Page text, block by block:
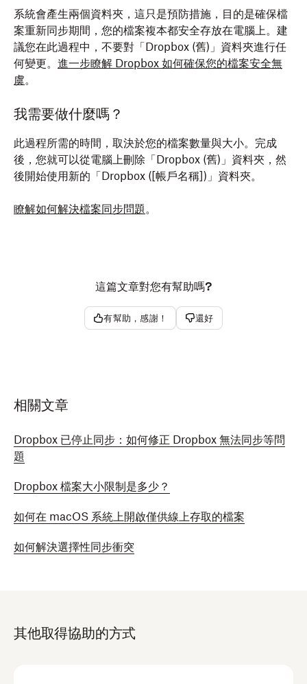
系統會產生兩個資料夾，這只是預防措施，目的是確保檔
案重新同步期間，您的檔案複本都安全存放在電腦上。建
議您在此過程中，不要對「Dropbox (舊)」資料夾進行任
何變更。 進一步瞭解 Dropbox 如何確保您的檔案安全無
虞。
我需要做什麼嗎？
此過程所需的時間，取決於您的檔案數量與大小。完成
後，您就可以從電腦上刪除「Dropbox (舊)」資料夾，然
後開始使用新的「Dropbox ([帳戶名稱])」資料夾。
瞭解如何解決檔案同步問題。
這篇文章對您有幫助嗎?
有幫助，感謝！ 還好
相關文章
Dropbox 已停止同步：如何修正 Dropbox 無法同步等問
題
Dropbox 檔案大小限制是多少？
如何在 macOS 系統上開啟僅供線上存取的檔案
如何解決選擇性同步衝突
其他取得協助的方式